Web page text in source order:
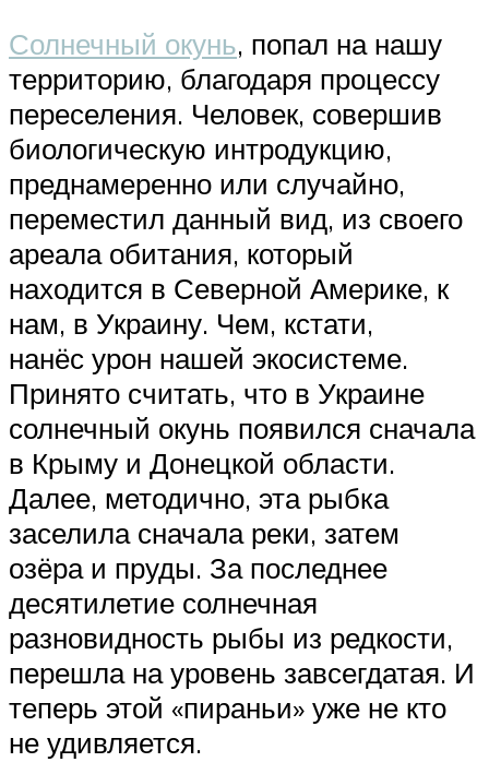
Солнечный окунь, попал на нашу
территорию, благодаря процессу
переселения. Человек, совершив
биологическую интродукцию,
преднамеренно или случайно,
переместил данный вид, из своего
ареала обитания, который
находится в Северной Америке, к
нам, в Украину. Чем, кстати,
нанёс урон нашей экосистеме.
Принято считать, что в Украине
солнечный окунь появился сначала
в Крыму и Донецкой области.
Далее, методично, эта рыбка
заселила сначала реки, затем
озёра и пруды. За последнее
десятилетие солнечная
разновидность рыбы из редкости,
перешла на уровень завсегдатая. И
теперь этой «пираньи» уже не кто
не удивляется.